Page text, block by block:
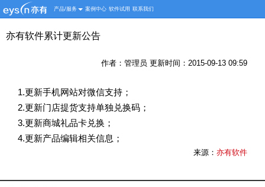
产品/服务 案例中心 软件试用 联系我们
亦有软件累计更新公告
作者：管理员 更新时间：2015-09-13 09:59
1.更新手机网站对微信支持；
2.更新门店提货支持单独兑换码；
3.更新商城礼品卡兑换；
4.更新产品编辑相关信息；
来源： 亦有软件